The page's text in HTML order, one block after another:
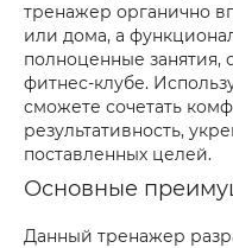
тренажер органично
или дома, а
полноценные
фитнес-клубе.
сможете сочетать
результативность,
поставленных целей.
Основные
Данный тренажер